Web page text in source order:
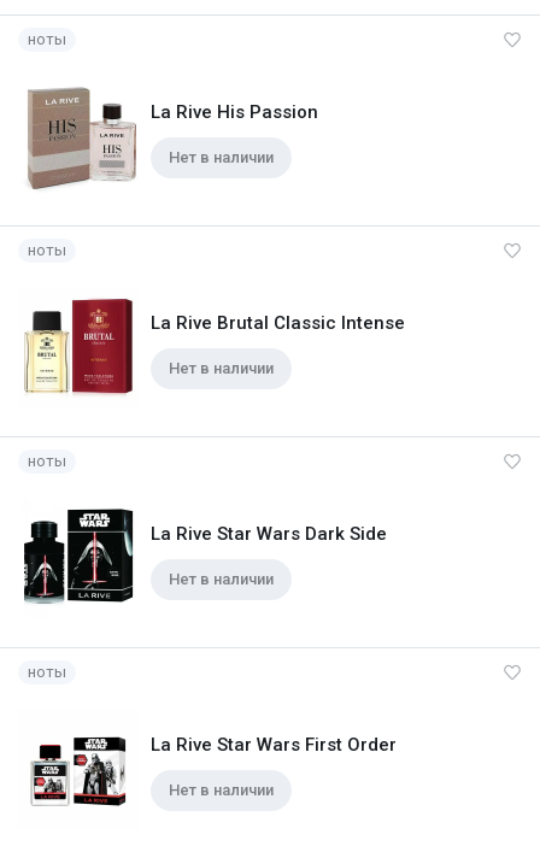
ноты
La Rive His Passion
Нет в наличии
ноты
La Rive Brutal Classic Intense
Нет в наличии
ноты
La Rive Star Wars Dark Side
Нет в наличии
ноты
La Rive Star Wars First Order
Нет в наличии